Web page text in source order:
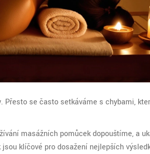
se často setkáváme s chybami,
masážních pomůcek dopouštíme, a
klíčové pro dosažení nejlepších